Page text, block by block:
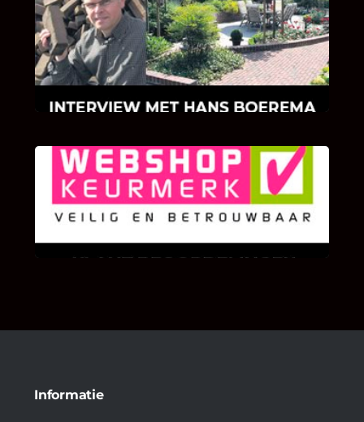
INTERVIEW MET HANS BOEREMA
Hoe Bricks and Stones ontstaan is en wat
Hans Boerema motiveert in de wereld van
klinkers en tegels!
KLANT BEOORDELINGEN
We zijn er zeer op gesteld om te weten wat u
als klant van ons en onze diensten vindt.
Informatie